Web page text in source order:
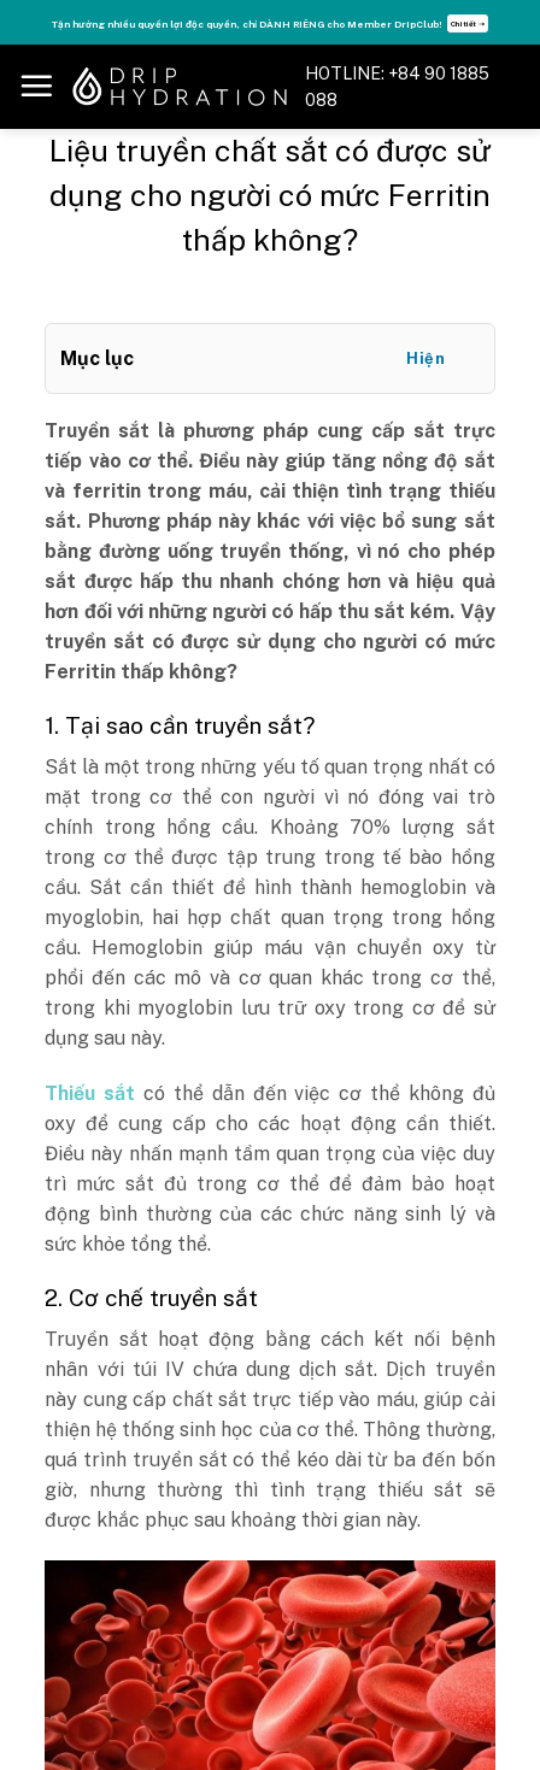
to
content
Tận hưởng nhiều quyền lợi độc quyền, chỉ DÀNH RIÊNG cho Member DripClub! Chi tiết ➝
HOTLINE: +84 90 1885
088
Liệu truyền chất sắt có được sử
dụng cho người có mức Ferritin
thấp không?
Mục lục Hiện
Truyền sắt là phương pháp cung cấp sắt trực
tiếp vào cơ thể. Điều này giúp tăng nồng độ sắt
và ferritin trong máu, cải thiện tình trạng thiếu
sắt. Phương pháp này khác với việc bổ sung sắt
bằng đường uống truyền thống, vì nó cho phép
sắt được hấp thu nhanh chóng hơn và hiệu quả
hơn đối với những người có hấp thu sắt kém. Vậy
truyền sắt có được sử dụng cho người có mức
Ferritin thấp không?
1. Tại sao cần truyền sắt?
Sắt là một trong những yếu tố quan trọng nhất có
mặt trong cơ thể con người vì nó đóng vai trò
chính trong hồng cầu. Khoảng 70% lượng sắt
trong cơ thể được tập trung trong tế bào hồng
cầu. Sắt cần thiết để hình thành hemoglobin và
myoglobin, hai hợp chất quan trọng trong hồng
cầu. Hemoglobin giúp máu vận chuyển oxy từ
phổi đến các mô và cơ quan khác trong cơ thể,
trong khi myoglobin lưu trữ oxy trong cơ để sử
dụng sau này.
Thiếu sắt có thể dẫn đến việc cơ thể không đủ
oxy để cung cấp cho các hoạt động cần thiết.
Điều này nhấn mạnh tầm quan trọng của việc duy
trì mức sắt đủ trong cơ thể để đảm bảo hoạt
động bình thường của các chức năng sinh lý và
sức khỏe tổng thể.
2. Cơ chế truyền sắt
Truyền sắt hoạt động bằng cách kết nối bệnh
nhân với túi IV chứa dung dịch sắt. Dịch truyền
này cung cấp chất sắt trực tiếp vào máu, giúp cải
thiện hệ thống sinh học của cơ thể. Thông thường,
quá trình truyền sắt có thể kéo dài từ ba đến bốn
giờ, nhưng thường thì tình trạng thiếu sắt sẽ
được khắc phục sau khoảng thời gian này.